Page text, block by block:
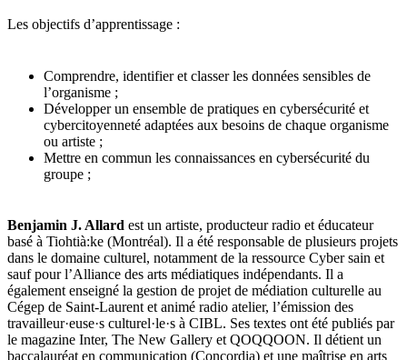
Les objectifs d’apprentissage :
Comprendre, identifier et classer les données sensibles de
l’organisme ;
Développer un ensemble de pratiques en cybersécurité et
cybercitoyenneté adaptées aux besoins de chaque organisme
ou artiste ;
Mettre en commun les connaissances en cybersécurité du
groupe ;
Benjamin J. Allard est un artiste, producteur radio et éducateur
basé à Tiohtià:ke (Montréal). Il a été responsable de plusieurs projets
dans le domaine culturel, notamment de la ressource Cyber sain et
sauf pour l’Alliance des arts médiatiques indépendants. Il a
également enseigné la gestion de projet de médiation culturelle au
Cégep de Saint-Laurent et animé radio atelier, l’émission des
travailleur·euse·s culturel·le·s à CIBL. Ses textes ont été publiés par
le magazine Inter, The New Gallery et QOQQOON. Il détient un
baccalauréat en communication (Concordia) et une maîtrise en arts